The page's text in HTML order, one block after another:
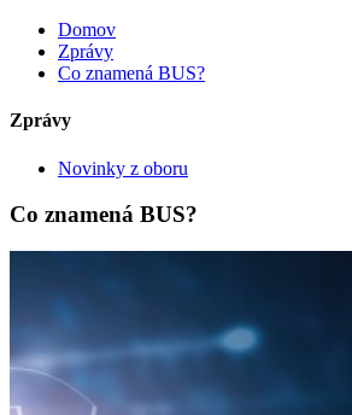
Domov
Zprávy
Co znamená BUS?
Zprávy
Novinky z oboru
Co znamená BUS?